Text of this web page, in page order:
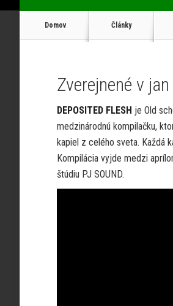
Domov Články
Zverejnené v
DEPOSITED FLESH je Old
medzinárodnú kompilačku,
kapiel z celého sveta. Každá
Kompilácia vyjde medzi
štúdiu PJ SOUND.